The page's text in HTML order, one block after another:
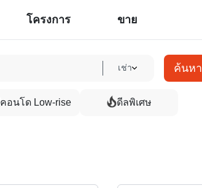
โครงการ ขาย
เช่า ค้นหา
คอนโด Low-rise ดีลพิเศษ